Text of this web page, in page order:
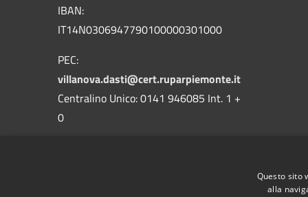
IBAN:
IT14N0306947790100000301000
PEC:
villanova.dasti@cert.ruparpiemonte.it
Centralino Unico: 0141 946085 Int. 1 +
0
Questo sito
alla